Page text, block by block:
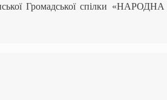
Громадської спілки